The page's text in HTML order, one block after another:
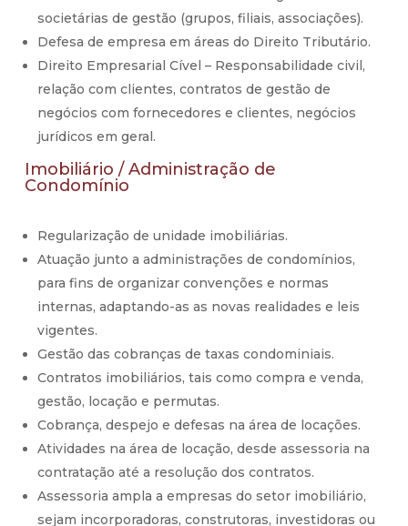
societárias de gestão (grupos, filiais, associações).
Defesa de empresa em áreas do Direito Tributário.
Direito Empresarial Cível – Responsabilidade civil,
relação com clientes, contratos de gestão de
negócios com fornecedores e clientes, negócios
jurídicos em geral.
Imobiliário / Administração de
Condomínio
Regularização de unidade imobiliárias.
Atuação junto a administrações de condomínios,
para fins de organizar convenções e normas
internas, adaptando-as as novas realidades e leis
vigentes.
Gestão das cobranças de taxas condominiais.
Contratos imobiliários, tais como compra e venda,
gestão, locação e permutas.
Cobrança, despejo e defesas na área de locações.
Atividades na área de locação, desde assessoria na
contratação até a resolução dos contratos.
Assessoria ampla a empresas do setor imobiliário,
sejam incorporadoras, construtoras, investidoras ou